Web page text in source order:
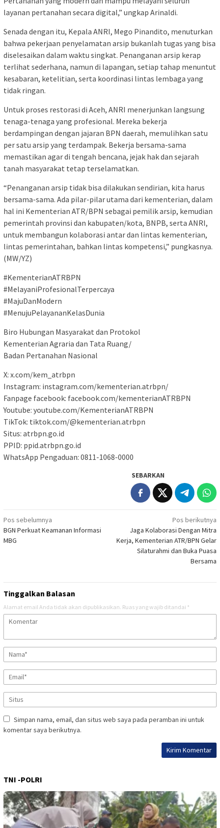
layanan pertanahan secara digital,” ungkap Arinaldi.
Senada dengan itu, Kepala ANRI, Mego Pinandito, menuturkan
bahwa pekerjaan penyelamatan arsip bukanlah tugas yang bisa
diselesaikan dalam waktu singkat. Penanganan arsip kerap
terlihat sederhana, namun di lapangan, setiap tahap menuntut
kesabaran, ketelitian, serta koordinasi lintas lembaga yang
tidak ringan.
Untuk proses restorasi di Aceh, ANRI menerjunkan langsung
tenaga-tenaga yang profesional. Mereka bekerja
berdampingan dengan jajaran BPN daerah, memulihkan satu
per satu arsip yang terdampak. Bekerja bersama-sama
memastikan agar di tengah bencana, jejak hak dan sejarah
tanah masyarakat tetap terselamatkan.
“Penanganan arsip tidak bisa dilakukan sendirian, kita harus
bersama-sama. Ada pilar-pilar utama dari kementerian, dalam
hal ini Kementerian ATR/BPN sebagai pemilik arsip, kemudian
pemerintah provinsi dan kabupaten/kota, BNPB, serta ANRI,
untuk membangun kolaborasi antar dan lintas kementerian,
lintas pemerintahan, bahkan lintas kompetensi,” pungkasnya.
(MW/YZ)
#KementerianATRBPN
#MelayaniProfesionalTerpercaya
#MajuDanModern
#MenujuPelayananKelasDunia
Biro Hubungan Masyarakat dan Protokol
Kementerian Agraria dan Tata Ruang/
Badan Pertanahan Nasional
X: x.com/kem_atrbpn
Instagram: instagram.com/kementerian.atrbpn/
Fanpage facebook: facebook.com/kementerianATRBPN
Youtube: youtube.com/KementerianATRBPN
TikTok: tiktok.com/@kementerian.atrbpn
Situs: atrbpn.go.id
PPID: ppid.atrbpn.go.id
WhatsApp Pengaduan: 0811-1068-0000
SEBARKAN
Navigasi
pos
Pos sebelumnya
BGN Perkuat Keamanan Informasi
MBG
Pos berikutnya
Jaga Kolaborasi Dengan Mitra
Kerja, Kementerian ATR/BPN Gelar
Silaturahmi dan Buka Puasa
Bersama
Tinggalkan Balasan
Alamat email Anda tidak akan dipublikasikan. Ruas yang wajib ditandai *
Simpan nama, email, dan situs web saya pada peramban ini untuk
komentar saya berikutnya.
TNI -POLRI